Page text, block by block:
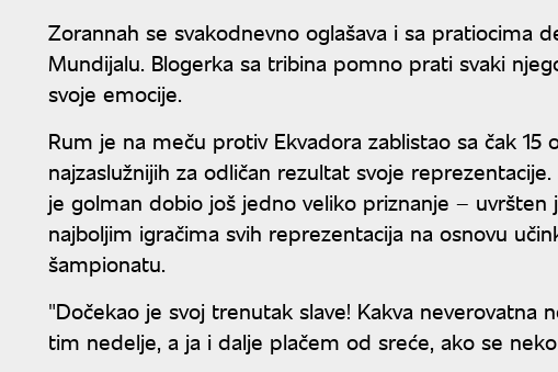
Zorannah se svakodnevno oglašava i sa pratiocima
Mundijalu. Blogerka sa tribina pomno prati svaki
svoje emocije.
Rum je na meču protiv Ekvadora zablistao sa čak
najzaslužnijih za odličan rezultat svoje
je golman dobio još jedno veliko priznanje –
najboljim igračima svih reprezentacija na osnovu
šampionatu.
"Dočekao je svoj trenutak slave! Kakva neverovatna
tim nedelje, a ja i dalje plačem od sreće, ako se